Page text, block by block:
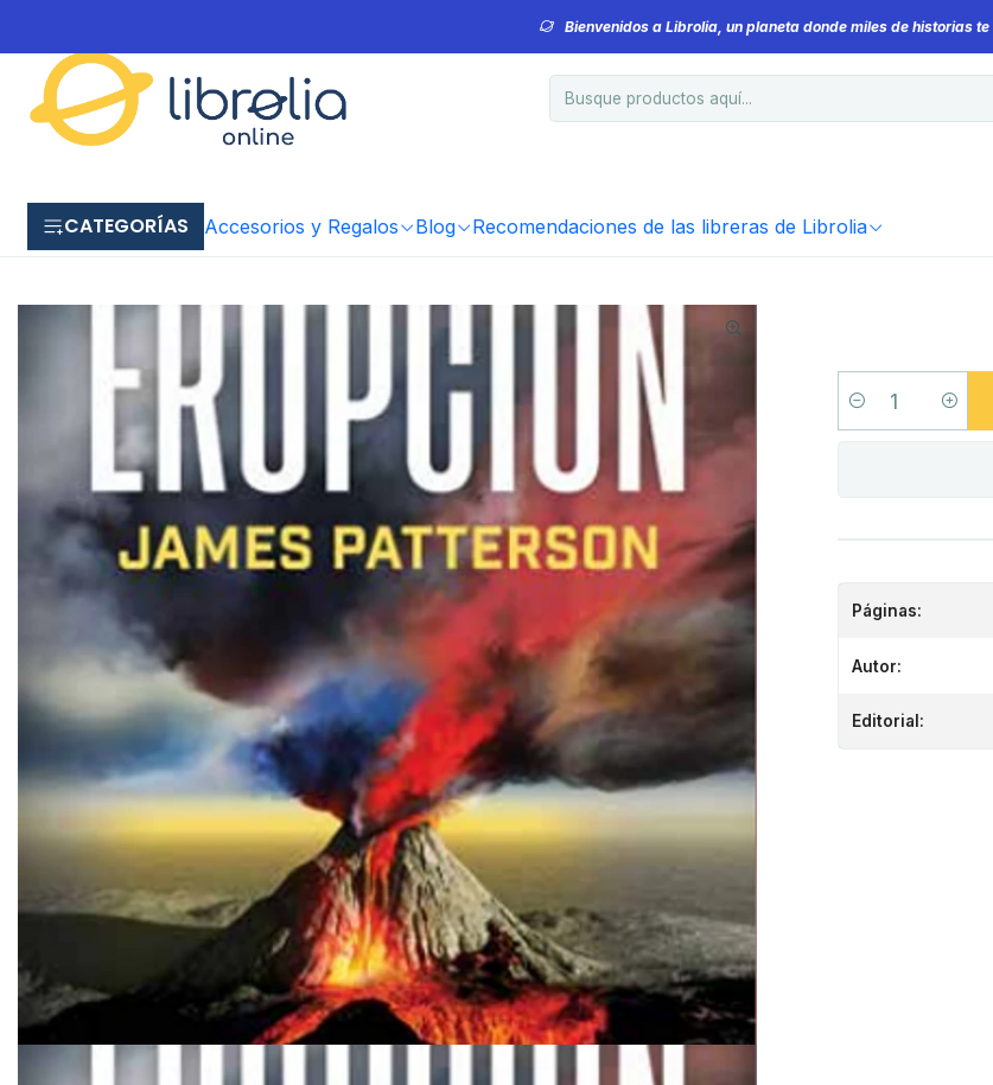
CATEGORÍAS Accesorios y Regalos Blog Recomendaciones de las libreras de Librolia
Bienvenidos a Librolia, un planeta donde miles de historias
Cantidad
Páginas:
Autor:
Editorial: